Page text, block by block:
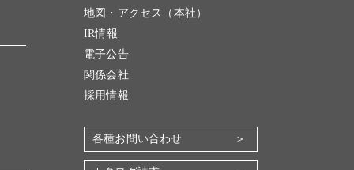
地図・アクセス（本社）
IR情報
電子公告
関係会社
採用情報
各種お問い合わせ